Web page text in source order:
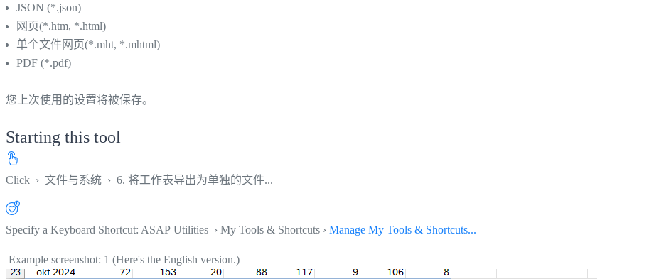
JSON (*.json)
网页(*.htm, *.html)
单个文件网页(*.mht, *.mhtml)
PDF (*.pdf)
您上次使用的设置将被保存。
Starting this tool
Click › 文件与系统 › 6. 将工作表导出为单独的文件...
Specify a Keyboard Shortcut: ASAP Utilities › My Tools & Shortcuts › Manage My Tools & Shortcuts...
Example screenshot: 1 (Here's the English version.)